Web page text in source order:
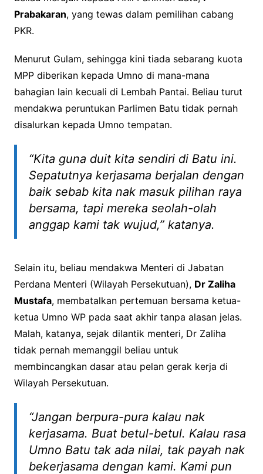
Prabakaran, yang tewas dalam pemilihan cabang
PKR.
Menurut Gulam, sehingga kini tiada sebarang kuota
MPP diberikan kepada Umno di mana-mana
bahagian lain kecuali di Lembah Pantai. Beliau turut
mendakwa peruntukan Parlimen Batu tidak pernah
disalurkan kepada Umno tempatan.
“Kita guna duit kita sendiri di Batu ini.
Sepatutnya kerjasama berjalan dengan
baik sebab kita nak masuk pilihan raya
bersama, tapi mereka seolah-olah
anggap kami tak wujud,” katanya.
Selain itu, beliau mendakwa Menteri di Jabatan
Perdana Menteri (Wilayah Persekutuan), Dr Zaliha
Mustafa, membatalkan pertemuan bersama ketua-
ketua Umno WP pada saat akhir tanpa alasan jelas.
Malah, katanya, sejak dilantik menteri, Dr Zaliha
tidak pernah memanggil beliau untuk
membincangkan dasar atau pelan gerak kerja di
Wilayah Persekutuan.
“Jangan berpura-pura kalau nak
kerjasama. Buat betul-betul. Kalau rasa
Umno Batu tak ada nilai, tak payah nak
bekerjasama dengan kami. Kami pun